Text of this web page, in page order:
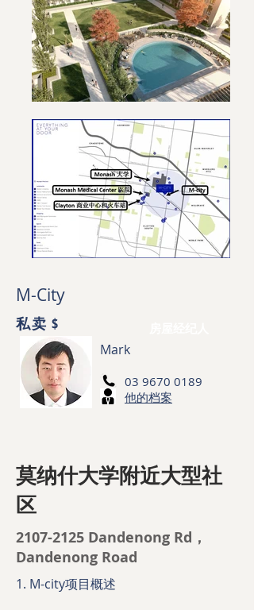
03 9670 0189
M-City
私卖 $
Mark
他的档案
​莫纳什大学附近大型社
区
2107-2125 Dandenong Rd，
Dandenong Road
1. M-city项目概述